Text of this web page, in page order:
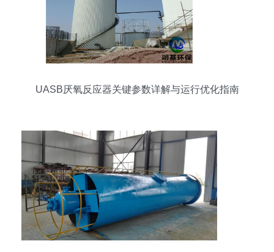
UASB厌氧反应器关键参数详解与运行优化指南